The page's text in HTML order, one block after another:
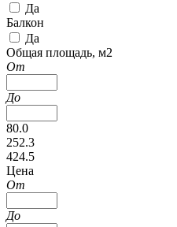
Да
Балкон
Да
Общая площадь, м2
От
До
80.0
252.3
424.5
Цена
От
До